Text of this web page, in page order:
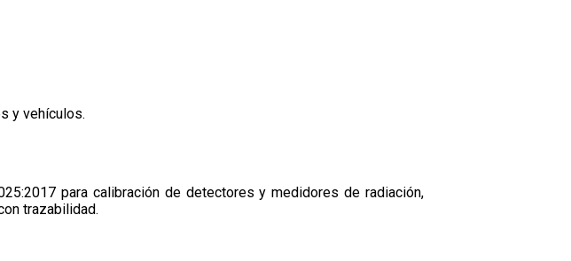
y vehículos.
para calibración de detectores y medidores de radiación,
trazabilidad.